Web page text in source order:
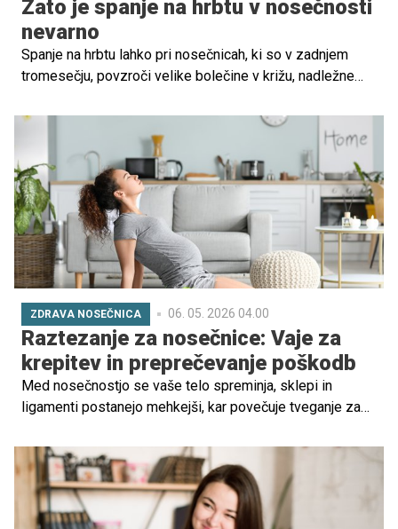
Zato je spanje na hrbtu v nosečnosti
nevarno
Spanje na hrbtu lahko pri nosečnicah, ki so v zadnjem
tromesečju, povzroči velike bolečine v križu, nadležne
krvni obtok, kar pomeni manj hrane in kisika tudi za
vašega še nerojenega otročička. Spanje na hrbtu pa lahko
povzroči tudi spontani splav, zato se ga v obdobju
nosečnosti močno odsvetuje.
ZDRAVA NOSEČNICA 06. 05. 2026 04.00
Raztezanje za nosečnice: Vaje za
krepitev in preprečevanje poškodb
Med nosečnostjo se vaše telo spreminja, sklepi in
ligamenti postanejo mehkejši, kar povečuje tveganje za
pomagate okrepiti mišice okoli šibkejših sklepov in
zagotovite boljše počutje skozi celotno nosečnost. Tukaj
je nekaj preprostih in varnih vaj, ki vam bodo pomagale pri
tem.